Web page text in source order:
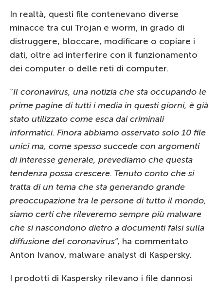
In realtà, questi file contenevano diverse
minacce tra cui Trojan e worm, in grado di
distruggere, bloccare, modificare o copiare i
dati, oltre ad interferire con il funzionamento
dei computer o delle reti di computer.
“Il coronavirus, una notizia che sta occupando le
prime pagine di tutti i media in questi giorni, è già
stato utilizzato come esca dai criminali
informatici. Finora abbiamo osservato solo 10 file
unici ma, come spesso succede con argomenti
di interesse generale, prevediamo che questa
tendenza possa crescere. Tenuto conto che si
tratta di un tema che sta generando grande
preoccupazione tra le persone di tutto il mondo,
siamo certi che rileveremo sempre più malware
che si nascondono dietro a documenti falsi sulla
diffusione del coronavirus“, ha commentato
Anton Ivanov, malware analyst di Kaspersky.
I prodotti di Kaspersky rilevano i file dannosi